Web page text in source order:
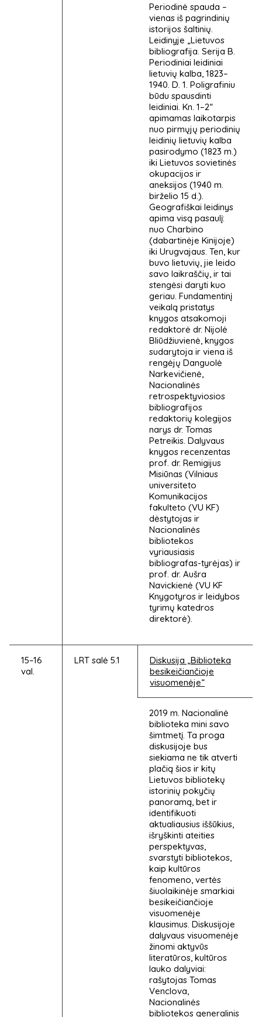
Periodinė spauda –
vienas iš pagrindinių
istorijos šaltinių.
Leidinyje „Lietuvos
bibliografija. Serija B.
Periodiniai leidiniai
lietuvių kalba, 1823–
1940. D. 1. Poligrafiniu
būdu spausdinti
leidiniai. Kn. 1–2“
apimamas laikotarpis
nuo pirmųjų periodinių
leidinių lietuvių kalba
pasirodymo (1823 m.)
iki Lietuvos sovietinės
okupacijos ir
aneksijos (1940 m.
birželio 15 d.).
Geografiškai leidinys
apima visą pasaulį:
nuo Charbino
(dabartinėje Kinijoje)
iki Urugvajaus. Ten, kur
buvo lietuvių, jie leido
savo laikraščių, ir tai
stengėsi daryti kuo
geriau. Fundamentinį
veikalą pristatys
knygos atsakomoji
redaktorė dr. Nijolė
Bliūdžiuvienė, knygos
sudarytoja ir viena iš
rengėjų Danguolė
Narkevičienė,
Nacionalinės
retrospektyviosios
bibliografijos
redaktorių kolegijos
narys dr. Tomas
Petreikis. Dalyvaus
knygos recenzentas
prof. dr. Remigijus
Misiūnas (Vilniaus
universiteto
Komunikacijos
fakulteto (VU KF)
dėstytojas ir
Nacionalinės
bibliotekos
vyriausiasis
bibliografas-tyrėjas) ir
prof. dr. Aušra
Navickienė (VU KF
Knygotyros ir leidybos
tyrimų katedros
direktorė).
15–16
val.
LRT salė 5.1
Diskusija „Biblioteka
besikeičiančioje
visuomenėje“
2019 m. Nacionalinė
biblioteka mini savo
šimtmetį. Ta proga
diskusijoje bus
siekiama ne tik atverti
plačią šios ir kitų
Lietuvos bibliotekų
istorinių pokyčių
panoramą, bet ir
identifikuoti
aktualiausius iššūkius,
išryškinti ateities
perspektyvas,
svarstyti bibliotekos,
kaip kultūros
fenomeno, vertės
šiuolaikinėje smarkiai
besikeičiančioje
visuomenėje
klausimus. Diskusijoje
dalyvaus visuomenėje
žinomi aktyvūs
literatūros, kultūros
lauko dalyviai:
rašytojas Tomas
Venclova,
Nacionalinės
bibliotekos generalinis